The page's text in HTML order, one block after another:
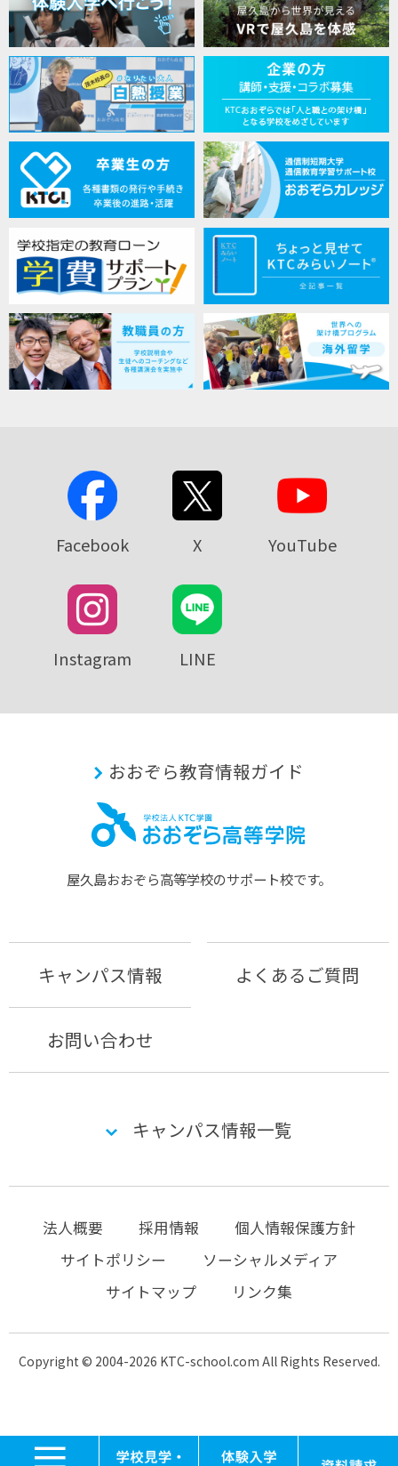
Facebook X YouTube
Instagram LINE
おおぞら教育情報ガイド
屋久島おおぞら⾼等学校のサポート校です。
キャンパス情報 よくあるご質問
お問い合わせ
キャンパス情報一覧
法人概要 採用情報
個人情報保護方針
サイトポリシー
ソーシャルメディア
サイトマップ
リンク集
Copyright © 2004-2026 KTC-school.com All Rights Reserved.